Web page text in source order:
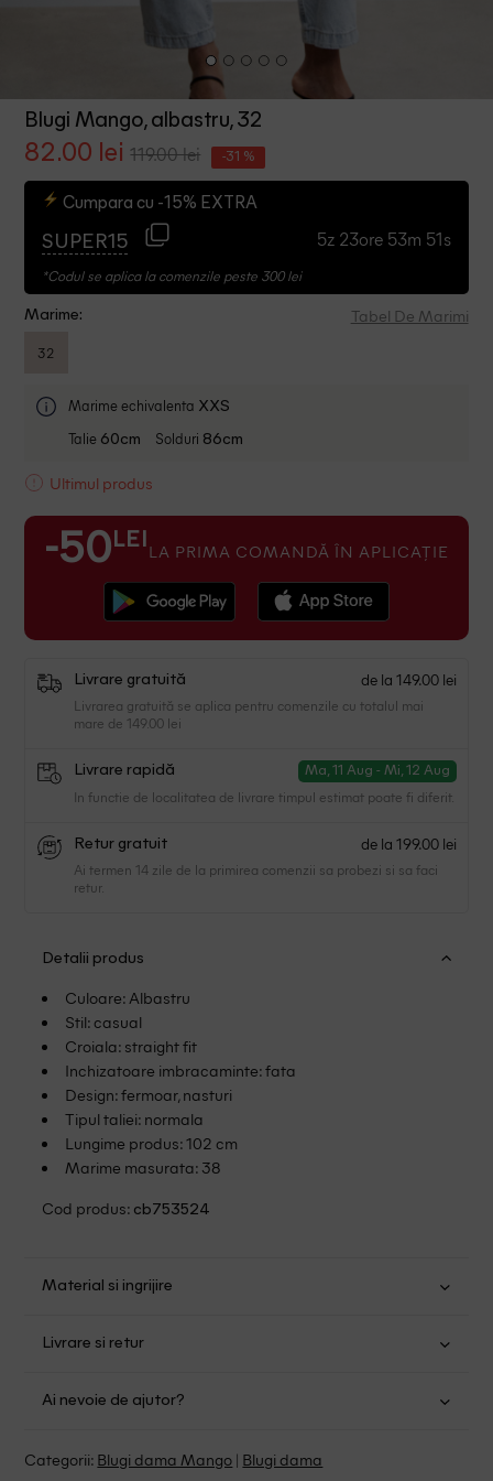
Blugi Mango, albastru, 32
82.00 lei 119.00 lei -31 %
Cumpara cu -15% EXTRA
SUPER15 5z 23ore 53m 50s
*Codul se aplica la comenzile peste 300 lei
Marime: Tabel De Marimi
32
Marime echivalenta XXS
Talie 60cm Solduri 86cm
Ultimul produs
-50 LEI LA PRIMA COMANDĂ ÎN APLICAȚIE
Livrare gratuită de la 149.00 lei
Livrarea gratuită se aplica pentru comenzile cu totalul mai
mare de 149.00 lei
Livrare rapidă Ma, 11 Aug - Mi, 12 Aug
In functie de localitatea de livrare timpul estimat poate fi diferit.
Retur gratuit de la 199.00 lei
Ai termen 14 zile de la primirea comenzii sa probezi si sa faci
retur.
Detalii produs
Culoare: Albastru
Stil: casual
Croiala: straight fit
Inchizatoare imbracaminte: fata
Design: fermoar, nasturi
Tipul taliei: normala
Lungime produs: 102 cm
Marime masurata: 38
Cod produs: cb753524
Material si ingrijire
Nu folositi inalbitor
Nu uscati in uscator
Fara curatare chimica
Livrare si retur
mare de 149.00 lei.
Ai nevoie de ajutor?
Categorii: Blugi dama Mango | Blugi dama